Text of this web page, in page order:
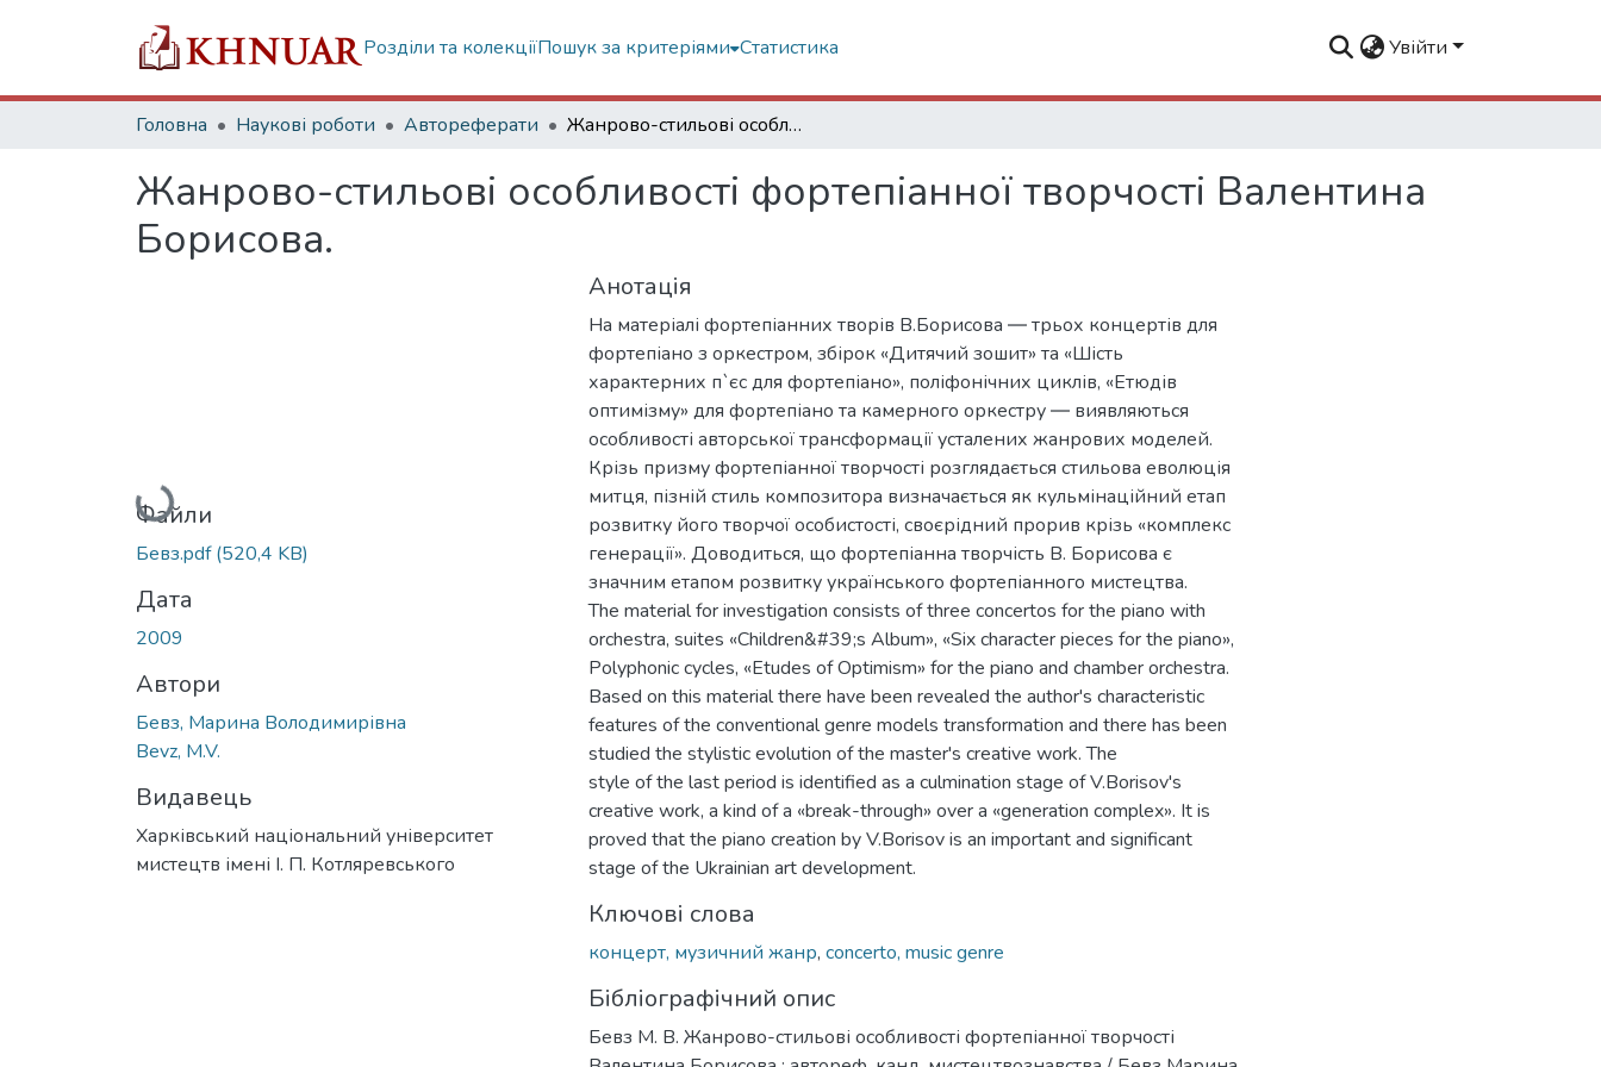
Розділи та колекціїПошук за критеріями Статистика Увійти
Головна Наукові роботи Автореферати Жанрово-стильові особливості фортепіанної творчості Валентина Борисова.
Жанрово-стильові особливості фортепіанної творчості Валентина
Борисова.
Вантажиться...
Файли
Бевз.pdf(520,4 KB)
Дата
2009
Автори
Бевз, Марина Володимирівна
Bevz, M.V.
Видавець
Харківський національний університет
мистецтв імені І. П. Котляревського
Анотація
На матеріалі фортепіанних творів В.Борисова ― трьох концертів для
фортепіано з оркестром, збірок «Дитячий зошит» та «Шість
характерних п`єс для фортепіано», поліфонічних циклів, «Етюдів
оптимізму» для фортепіано та камерного оркестру ― виявляються
особливості авторської трансформації усталених жанрових моделей.
Крізь призму фортепіанної творчості розглядається стильова еволюція
митця, пізній стиль композитора визначається як кульмінаційний етап
розвитку його творчої особистості, своєрідний прорив крізь «комплекс
генерації». Доводиться, що фортепіанна творчість В. Борисова є
значним етапом розвитку українського фортепіанного мистецтва.
The material for investigation consists of three concertos for the piano with
orchestra, suites «Children&#39;s Album», «Six character pieces for the piano»,
Polyphonic cycles, «Etudes of Optimism» for the piano and chamber orchestra.
Based on this material there have been revealed the author's characteristic
features of the conventional genre models transformation and there has been
studied the stylistic evolution of the master's creative work. The
style of the last period is identified as a culmination stage of V.Borisov's
creative work, a kind of a «break-through» over a «generation complex». It is
proved that the piano creation by V.Borisov is an important and significant
stage of the Ukrainian art development.
Ключові слова
концерт, музичний жанр, concerto, music genre
Бібліографічний опис
Бевз М. В. Жанрово-стильові особливості фортепіанної творчості